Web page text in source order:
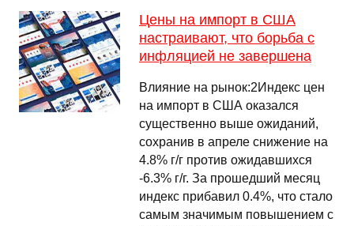
Цены на импорт в США
настраивают, что борьба с
инфляцией не завершена
Влияние на рынок:2Индекс цен
на импорт в США оказался
существенно выше ожиданий,
сохранив в апреле снижение на
4.8% г/г против ожидавшихся
-6.3% г/г. За прошедший месяц
индекс прибавил 0.4%, что стало
самым значимым повышением с